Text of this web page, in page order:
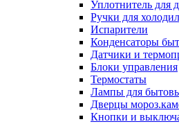
Уплотнитель для
Ручки для
Испарители
Конденсаторы
Датчики и
Блоки управления
Термостаты
Лампы для
Дверцы
Кнопки и